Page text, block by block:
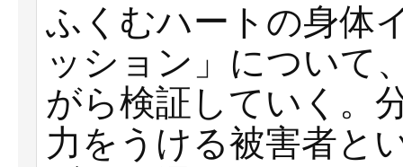
ふくむハートの身体
ッション」について
がら検証していく。
力をうける被害者と